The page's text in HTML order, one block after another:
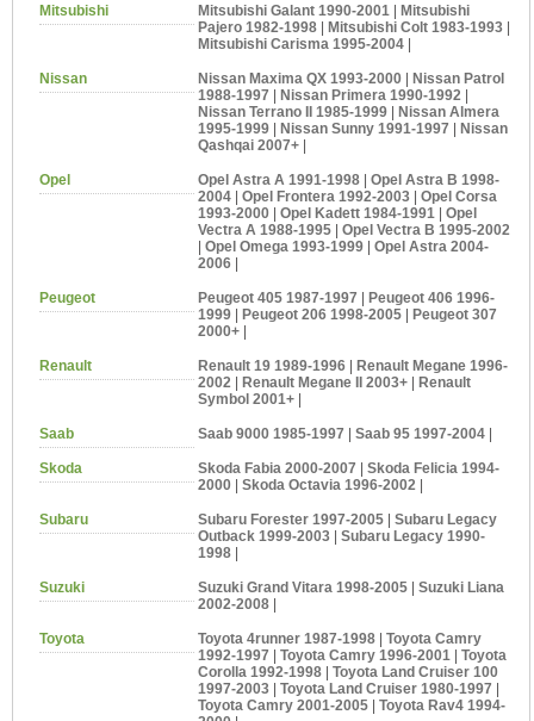
Mitsubishi Mitsubishi Galant 1990-2001 | Mitsubishi
Pajero 1982-1998 | Mitsubishi Colt 1983-1993 |
Mitsubishi Carisma 1995-2004 |
Nissan Nissan Maxima QX 1993-2000 | Nissan Patrol
1988-1997 | Nissan Primera 1990-1992 |
Nissan Terrano II 1985-1999 | Nissan Almera
1995-1999 | Nissan Sunny 1991-1997 | Nissan
Qashqai 2007+ |
Opel Opel Astra A 1991-1998 | Opel Astra B 1998-
2004 | Opel Frontera 1992-2003 | Opel Corsa
1993-2000 | Opel Kadett 1984-1991 | Opel
Vectra A 1988-1995 | Opel Vectra B 1995-2002
| Opel Omega 1993-1999 | Opel Astra 2004-
2006 |
Peugeot Peugeot 405 1987-1997 | Peugeot 406 1996-
1999 | Peugeot 206 1998-2005 | Peugeot 307
2000+ |
Renault Renault 19 1989-1996 | Renault Megane 1996-
2002 | Renault Megane II 2003+ | Renault
Symbol 2001+ |
Saab Saab 9000 1985-1997 | Saab 95 1997-2004 |
Skoda Skoda Fabia 2000-2007 | Skoda Felicia 1994-
2000 | Skoda Octavia 1996-2002 |
Subaru Subaru Forester 1997-2005 | Subaru Legacy
Outback 1999-2003 | Subaru Legacy 1990-
1998 |
Suzuki Suzuki Grand Vitara 1998-2005 | Suzuki Liana
2002-2008 |
Toyota Toyota 4runner 1987-1998 | Toyota Camry
1992-1997 | Toyota Camry 1996-2001 | Toyota
Corolla 1992-1998 | Toyota Land Cruiser 100
1997-2003 | Toyota Land Cruiser 1980-1997 |
Toyota Camry 2001-2005 | Toyota Rav4 1994-